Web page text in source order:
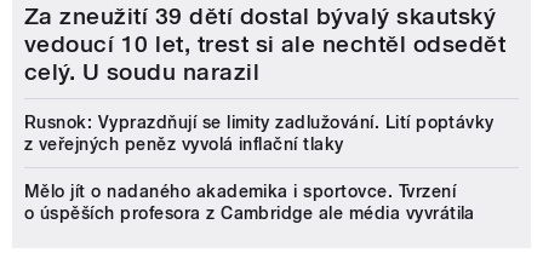
Za zneužití 39 dětí dostal bývalý skautský
vedoucí 10 let, trest si ale nechtěl odsedět
celý. U soudu narazil
Rusnok: Vyprazdňují se limity zadlužování. Lití poptávky
z veřejných peněz vyvolá inflační tlaky
Mělo jít o nadaného akademika i sportovce. Tvrzení
o úspěších profesora z Cambridge ale média vyvrátila